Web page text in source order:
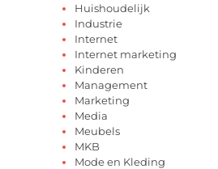
Huishoudelijk
Industrie
Internet
Internet marketing
Kinderen
Management
Marketing
Media
Meubels
MKB
Mode en Kleding